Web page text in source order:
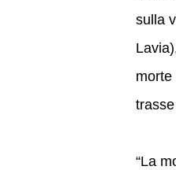
sulla
morte
“La